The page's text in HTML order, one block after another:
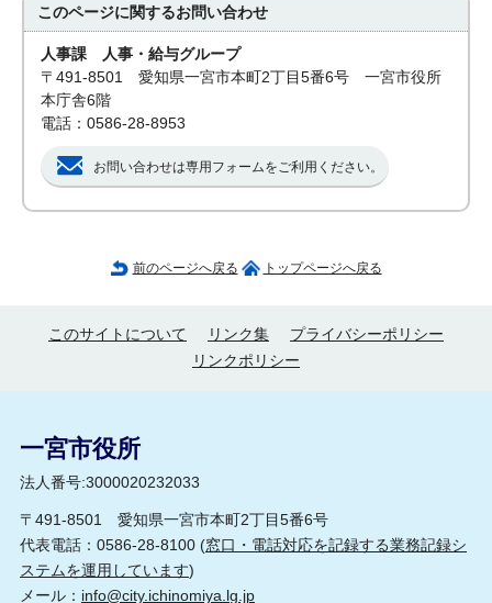
このページに関するお問い合わせ
人事課 人事・給与グループ
〒491-8501 愛知県一宮市本町2丁目5番6号 一宮市役所
本庁舎6階
電話：0586-28-8953
お問い合わせは専用フォームをご利用ください。
前のページへ戻る トップページへ戻る
このサイトについて リンク集
プライバシーポリシー
リンクポリシー
一宮市役所
法人番号:3000020232033
〒491-8501 愛知県一宮市本町2丁目5番6号
代表電話：0586-28-8100 (窓口・電話対応を記録する業務記録シ
ステムを運用しています)
メール： info@city.ichinomiya.lg.jp